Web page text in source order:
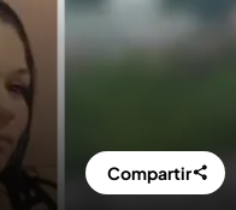
Compartir